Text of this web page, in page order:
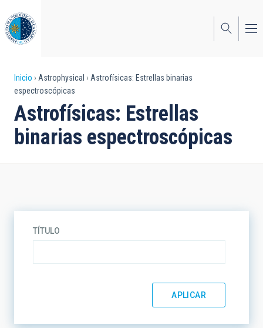
al
contenido
principal
Sobrescribir
enlaces
de
ayuda
Inicio Astrophysical
Astrofísicas: Estrellas binarias
espectroscópicas
Astrofísicas: Estrellas
binarias espectroscópicas
TÍTULO